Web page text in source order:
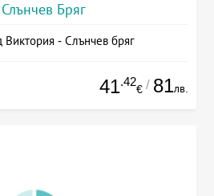
Слънчев Бряг
- Слънчев бряг
41.42
€ / 81лв.